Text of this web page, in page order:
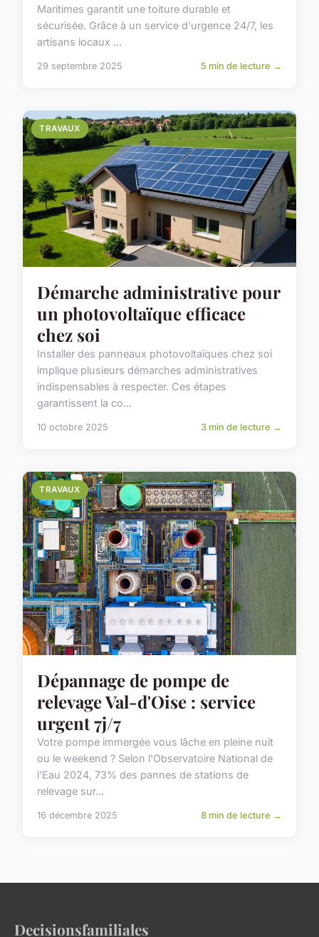
Maritimes garantit une toiture durable et
sécurisée. Grâce à un service d'urgence 24/7, les
artisans locaux ...
29 septembre 2025 5 min de lecture →
TRAVAUX
Démarche administrative pour
un photovoltaïque efficace
chez soi
Installer des panneaux photovoltaïques chez soi
implique plusieurs démarches administratives
indispensables à respecter. Ces étapes
garantissent la co...
10 octobre 2025 3 min de lecture →
TRAVAUX
Dépannage de pompe de
relevage Val-d'Oise : service
urgent 7j/7
Votre pompe immergée vous lâche en pleine nuit
ou le weekend ? Selon l'Observatoire National de
l'Eau 2024, 73% des pannes de stations de
relevage sur...
16 décembre 2025 8 min de lecture →
Decisionsfamiliales